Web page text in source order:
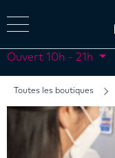
Ouvert 10h - 21h
Toutes les boutiques